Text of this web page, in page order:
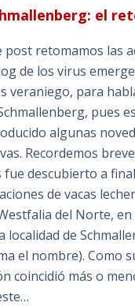
el
post retomamos las
de los virus
veraniego, para
pues
algunas
Recordemos
descubierto a
de vacas
del Norte, en
localidad de
el nombre). Como
coincidió más o